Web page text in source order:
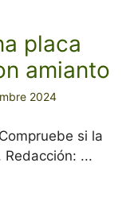
placa
amianto
2024
si la
...